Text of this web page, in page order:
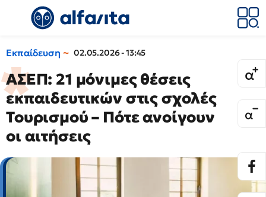
Εκπαίδευση 02.05.2026 - 13:45
ΑΣΕΠ: 21 μόνιμες θέσεις
εκπαιδευτικών στις σχολές
Τουρισμού – Πότε ανοίγουν
οι αιτήσεις